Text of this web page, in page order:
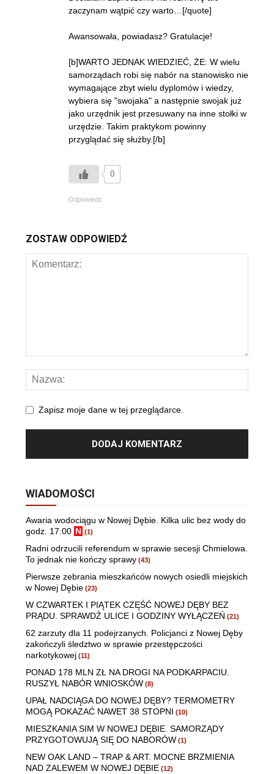
zaczynam wątpić czy warto…[/quote]
Awansowała, powiadasz? Gratulacje!
[b]WARTO JEDNAK WIEDZIEĆ, ŻE: W wielu
samorządach robi się nabór na stanowisko nie
wymagające zbyt wielu dyplomów i wiedzy,
wybiera się "swojaka" a następnie swojak już
jako urzędnik jest przesuwany na inne stołki w
urzędzie. Takim praktykom powinny
przyglądać się służby.[/b]
0
Odpowiedz
ZOSTAW ODPOWIEDŹ
Zapisz moje dane w tej przeglądarce.
WIADOMOŚCI
Awaria wodociągu w Nowej Dębie. Kilka ulic bez wody do
godz. 17:00 N (1)
Radni odrzucili referendum w sprawie secesji Chmielowa.
To jednak nie kończy sprawy (43)
Pierwsze zebrania mieszkańców nowych osiedli miejskich
w Nowej Dębie (23)
W CZWARTEK I PIĄTEK CZĘŚĆ NOWEJ DĘBY BEZ
PRĄDU. SPRAWDŹ ULICE I GODZINY WYŁĄCZEŃ (21)
62 zarzuty dla 11 podejrzanych. Policjanci z Nowej Dęby
zakończyli śledztwo w sprawie przestępczości
narkotykowej (11)
PONAD 178 MLN ZŁ NA DROGI NA PODKARPACIU.
RUSZYŁ NABÓR WNIOSKÓW (8)
UPAŁ NADCIĄGA DO NOWEJ DĘBY? TERMOMETRY
MOGĄ POKAZAĆ NAWET 38 STOPNI (10)
MIESZKANIA SIM W NOWEJ DĘBIE. SAMORZĄDY
PRZYGOTOWUJĄ SIĘ DO NABORÓW (1)
NEW OAK LAND – TRAP & ART. MOCNE BRZMIENIA
NAD ZALEWEM W NOWEJ DĘBIE (12)